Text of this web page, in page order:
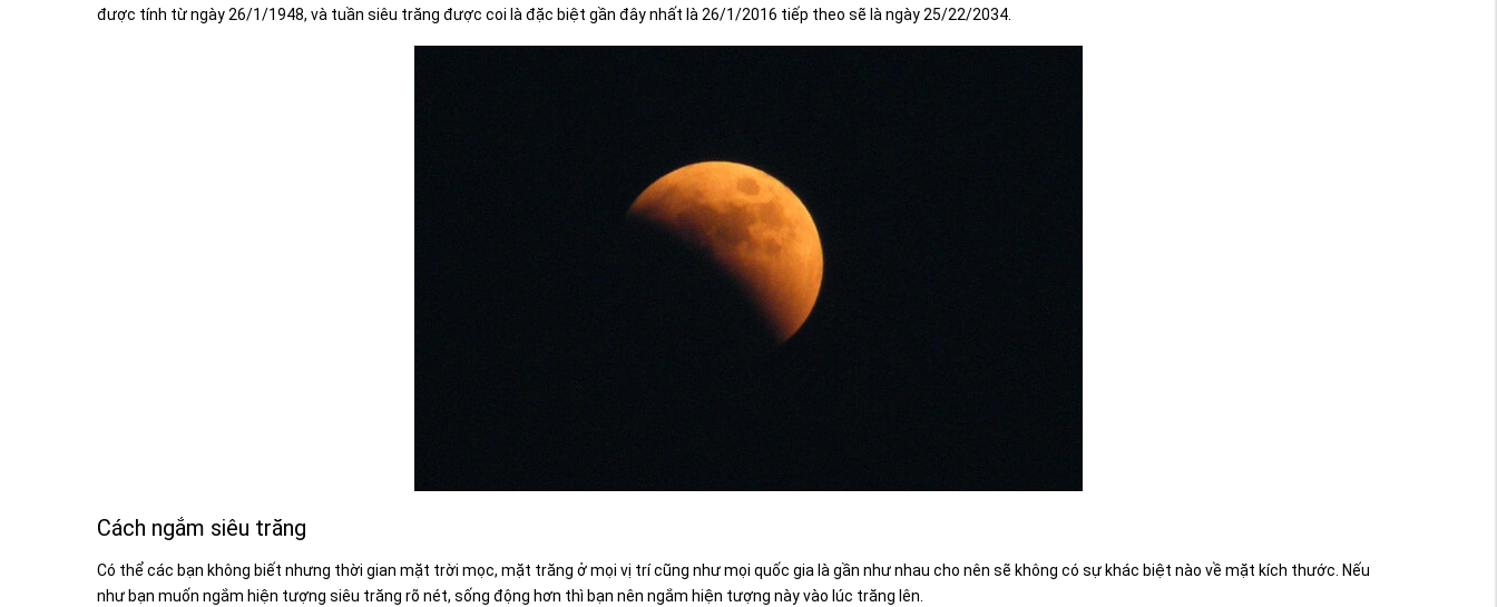
được tính từ ngày 26/1/1948, và tuần siêu trăng được coi là đặc biệt gần đây nhất là 26/1/2016 tiếp theo sẽ là ngày 25/22/2034.
Cách ngắm siêu trăng
Có thể các bạn không biết nhưng thời gian mặt trời mọc, mặt trăng ở mọi vị trí cũng như mọi quốc gia là gần như nhau cho nên sẽ không có sự khác biệt nào về mặt kích thước. Nếu
như bạn muốn ngắm hiện tượng siêu trăng rõ nét, sống động hơn thì bạn nên ngắm hiện tượng này vào lúc trăng lên.